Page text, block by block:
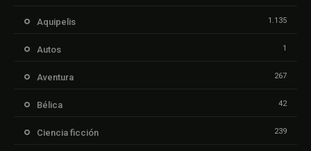
Aquipelis 1.135
Autos 1
Aventura 267
Bélica 42
Ciencia ficción 239